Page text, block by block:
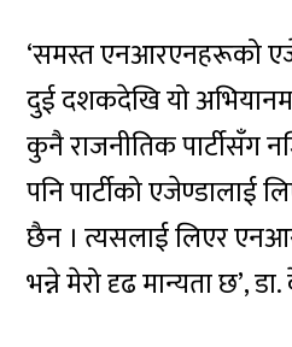
‘समस्त एनआरएनहरूको
दुई दशकदेखि यो
कुनै राजनीतिक पार्टीसँग
पनि पार्टीको एजेण्डालाई
छैन । त्यसलाई लिएर
भन्ने मेरो दृढ मान्यता छ’,